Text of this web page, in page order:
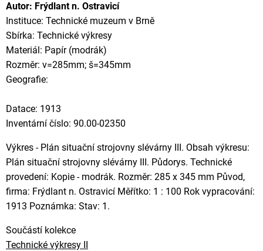
Autor: Frýdlant n. Ostravicí
Instituce: Technické muzeum v Brně
Sbírka: Technické výkresy
Materiál: Papír (modrák)
Rozměr: v=285mm; š=345mm
Geografie:
Datace: 1913
Inventární číslo: 90.00-02350
Výkres - Plán situační strojovny slévárny III. Obsah výkresu:
Plán situační strojovny slévárny III. Půdorys. Technické
provedení: Kopie - modrák. Rozměr: 285 x 345 mm Původ,
firma: Frýdlant n. Ostravicí Měřítko: 1 : 100 Rok vypracování:
1913 Poznámka: Stav: 1.
Součástí kolekce
Technické výkresy II